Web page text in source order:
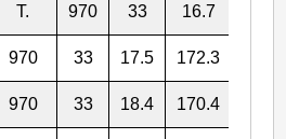
T. 970 33 16.7
970 33 17.5 172.3
970 33 18.4 170.4